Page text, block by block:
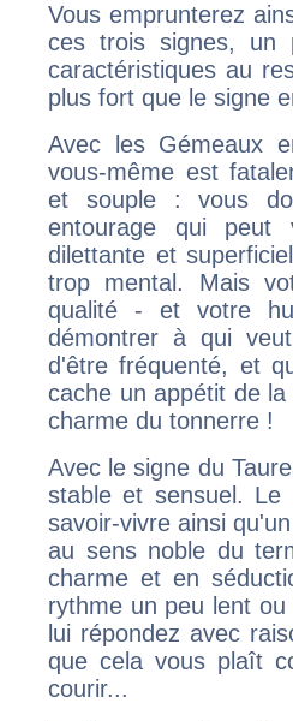
Vous emprunterez
ces trois signes, un
caractéristiques au
plus fort que le signe
Avec les Gémeaux
vous-même est
et souple : vous
entourage qui
dilettante et
trop mental. Mais
qualité - et votre
démontrer à qui
d'être fréquenté, et
cache un appétit de
charme du tonnerre !
Avec le signe du
stable et sensuel.
savoir-vivre ainsi
au sens noble du
charme et en
rythme un peu lent
lui répondez avec
que cela vous plaît
courir...